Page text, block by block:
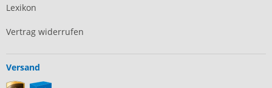
Lexikon
Vertrag widerrufen
Versand